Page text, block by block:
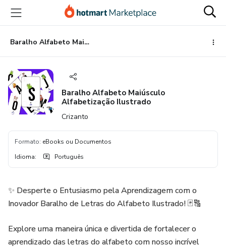
para
conteúdo
principal
para
pagamento
para
rodapé
Baralho Alfabeto Maiúsculo Alfabetização Ilustrado
Baralho Alfabeto Maiúsculo
Alfabetização Ilustrado
Crizanto
Formato: eBooks ou Documentos
Idioma: Português
✨ Desperte o Entusiasmo pela Aprendizagem com o
Inovador Baralho de Letras do Alfabeto Ilustrado! 🃏🔠
Explore uma maneira única e divertida de fortalecer o
aprendizado das letras do alfabeto com nosso incrível